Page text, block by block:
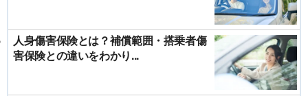
人身傷害保険とは？補償範囲・搭乗者傷
害保険との違いをわかり...